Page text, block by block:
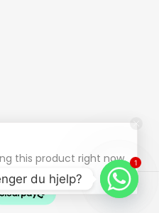
this product right now. 1
du hjelp?